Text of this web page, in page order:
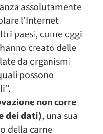
assolutamente
l’Internet
paesi, come oggi
creato delle
da organismi
possono
non corre
dei dati), una sua
della carne